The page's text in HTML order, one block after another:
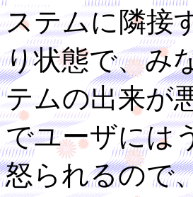
ステムに隣接
り状態で、み
テムの出来が
でユーザには
怒られるので